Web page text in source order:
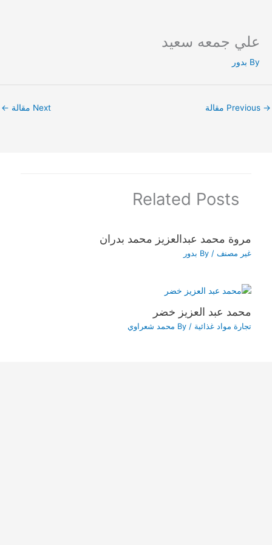
Skip
content
علي جمعه سعيد
By بدور
→ Next مقالة ←
Related Posts
مروة محمد عبدالعزيز محمد بدران
غير مصنف / By بدور
محمد عبد العزيز خضر
تجارة مواد غذائية / By محمد شعراوي